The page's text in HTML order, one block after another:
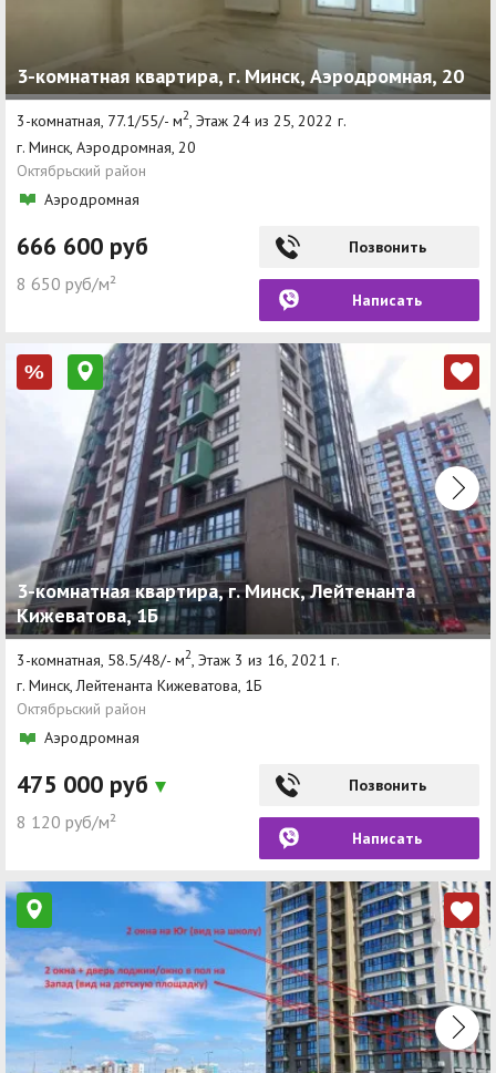
3-комнатная квартира, г. Минск, Аэродромная, 20
3-комнатная, 77.1/55/- м2, Этаж 24 из 25, 2022 г.
г. Минск, Аэродромная, 20
Октябрьский район
Аэродромная
666 600 руб
8 650 руб/м²
Позвонить
Написать
%
3-комнатная квартира, г. Минск, Лейтенанта
Кижеватова, 1Б
3-комнатная, 58.5/48/- м2 , Этаж 3 из 16, 2021 г.
г. Минск, Лейтенанта Кижеватова, 1Б
Октябрьский район
Аэродромная
475 000 руб
8 120 руб/м²
Позвонить
Написать